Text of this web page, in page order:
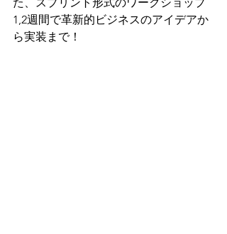
1,2週間で革新的ビジネスのアイデアか
ら実装まで！